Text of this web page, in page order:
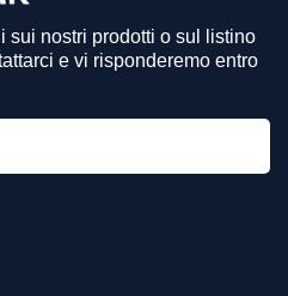
sui nostri prodotti o sul listino
e vi risponderemo entro